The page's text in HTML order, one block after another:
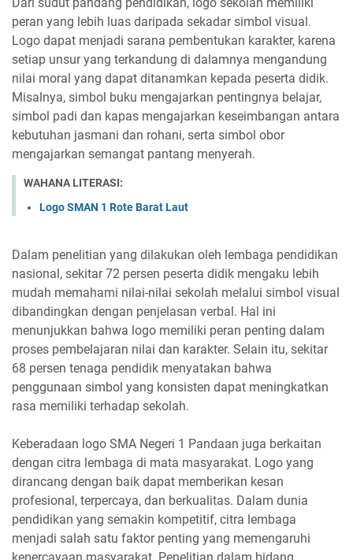
peran yang lebih luas daripada sekadar simbol visual.
Logo dapat menjadi sarana pembentukan karakter, karena
setiap unsur yang terkandung di dalamnya mengandung
nilai moral yang dapat ditanamkan kepada peserta didik.
Misalnya, simbol buku mengajarkan pentingnya belajar,
simbol padi dan kapas mengajarkan keseimbangan antara
kebutuhan jasmani dan rohani, serta simbol obor
mengajarkan semangat pantang menyerah.
WAHANA LITERASI:
Logo SMAN 1 Rote Barat Laut
Dalam penelitian yang dilakukan oleh lembaga pendidikan
nasional, sekitar 72 persen peserta didik mengaku lebih
mudah memahami nilai-nilai sekolah melalui simbol visual
dibandingkan dengan penjelasan verbal. Hal ini
menunjukkan bahwa logo memiliki peran penting dalam
proses pembelajaran nilai dan karakter. Selain itu, sekitar
68 persen tenaga pendidik menyatakan bahwa
penggunaan simbol yang konsisten dapat meningkatkan
rasa memiliki terhadap sekolah.
Keberadaan logo SMA Negeri 1 Pandaan juga berkaitan
dengan citra lembaga di mata masyarakat. Logo yang
dirancang dengan baik dapat memberikan kesan
profesional, terpercaya, dan berkualitas. Dalam dunia
pendidikan yang semakin kompetitif, citra lembaga
menjadi salah satu faktor penting yang memengaruhi
kepercayaan masyarakat. Penelitian dalam bidang